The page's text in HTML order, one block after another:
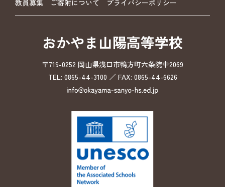
教員募集 ご寄附について プライバシーポリシー
おかやま山陽高等学校
〒719-0252 岡山県浅口市鴨方町六条院中2069
TEL: 0865-44-3100 ／ FAX: 0865-44-6626